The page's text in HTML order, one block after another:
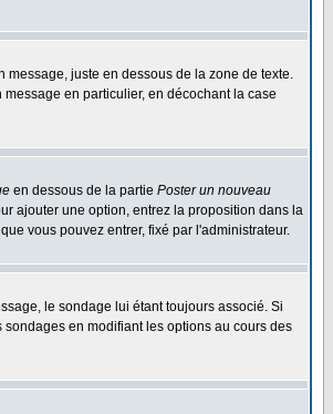
message, juste en dessous de la zone de texte.
en particulier, en décochant la case
en dessous de la partie Poster un nouveau
ajouter une option, entrez la proposition dans la
vous pouvez entrer, fixé par l'administrateur.
le sondage lui étant toujours associé. Si
en modifiant les options au cours des